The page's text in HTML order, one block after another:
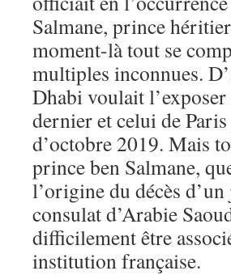
Salmane, prince
moment-là tout se
multiples inconnues.
Dhabi voulait
dernier et celui de
d’octobre 2019. Mais
prince ben Salmane,
l’origine du décès
consulat d’Arabie
difficilement être
institution française.